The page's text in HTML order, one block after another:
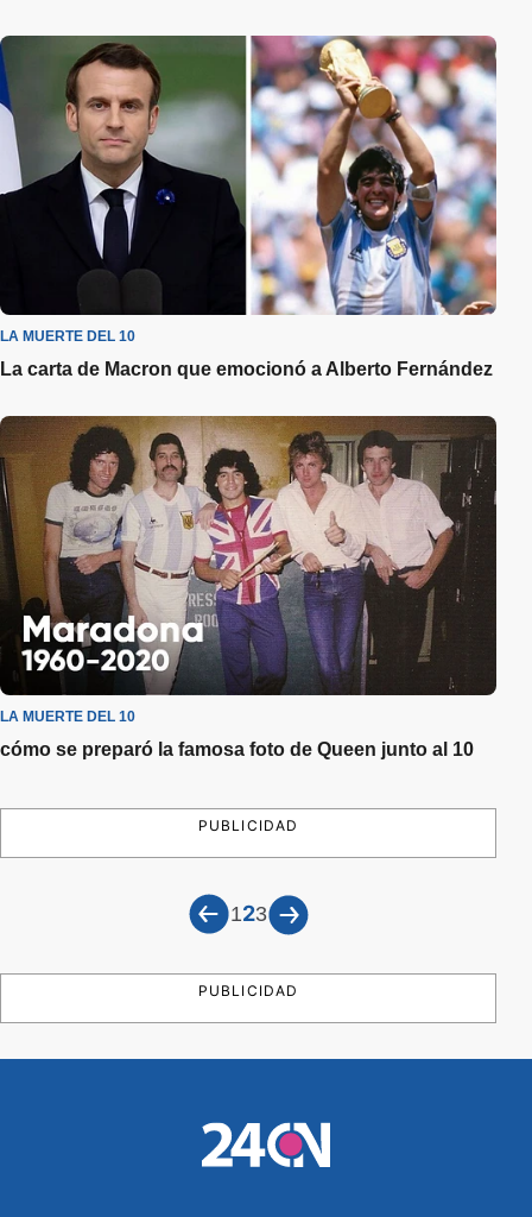
LA MUERTE DEL 10
La carta de Macron que emocionó a Alberto Fernández
LA MUERTE DEL 10
cómo se preparó la famosa foto de Queen junto al 10
PUBLICIDAD
123
PUBLICIDAD